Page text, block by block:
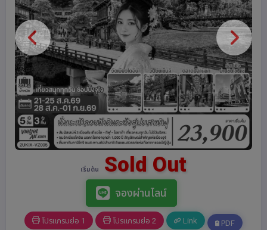
เริ่มต้น Sold Out
จองผ่านไลน์
โปรแกรมย่อ 1 โปรแกรมย่อ 2 Link PDF